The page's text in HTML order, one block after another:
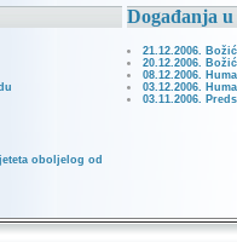
oboljelog od
Događanja
21.12.2006.
20.12.2006.
08.12.2006.
03.12.2006.
03.11.2006.